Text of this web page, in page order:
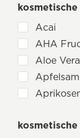
Logona
Luvos
Martina
Michael
Mylily
Sanatur
Acai
AHA
Aloe Vera